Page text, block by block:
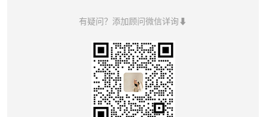
有疑问？添加顾问微信详询⬇